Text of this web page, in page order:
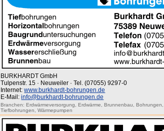
BURKHARDT GmbH
Tulpenstr. 15 · Neuweiler · Tel. (07055) 9297-0
Internet:www.burkhardt-bohrungen.de
E-Mail:info@burkhardt-bohrungen.de
Branchen:Erdwärmeversorgung ,Erdwärme ,Brunnenbau ,Bohrungen
Tiefbohrungen
,Wärmepumpen